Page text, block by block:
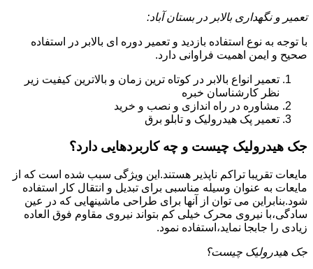
تعمیر و نگهداری بالابر در بستان آباد:
با توجه به نوع استفاده بازدید و تعمیر دوره ای بالابر در استفاده
صحیح و ایمن اهمیت فراوانی دارد.
تعمیر انواع بالابر در کوتاه ترین زمان و بالاترین کیفیت زیر
نظر کارشناسان خبره
مشاوره در راه اندازی و نصب و خرید
تعمیر پک هیدرولیک و تابلو برق
جک هیدرولیک چیست و چه کاربردهایی دارد؟
مایعات تقریبا تراکم ناپذیر هستند.این ویژگی سبب شده است که از
مایعات به عنوان وسیله مناسبی برای تبدیل و انتقال کار استفاده
شود.بنابراین می توان از آنها برای طراحی ماشینهایی که در عین
سادگی،با نیروی محرک خیلی کم بتواند نیروی مقاوم فوق العاده
زیادی را جابجا نماید،استفاده نمود.
جک هیدرولیک چیست؟